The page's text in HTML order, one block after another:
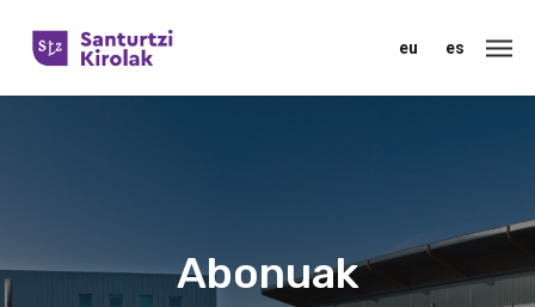
eu es
Abonuak